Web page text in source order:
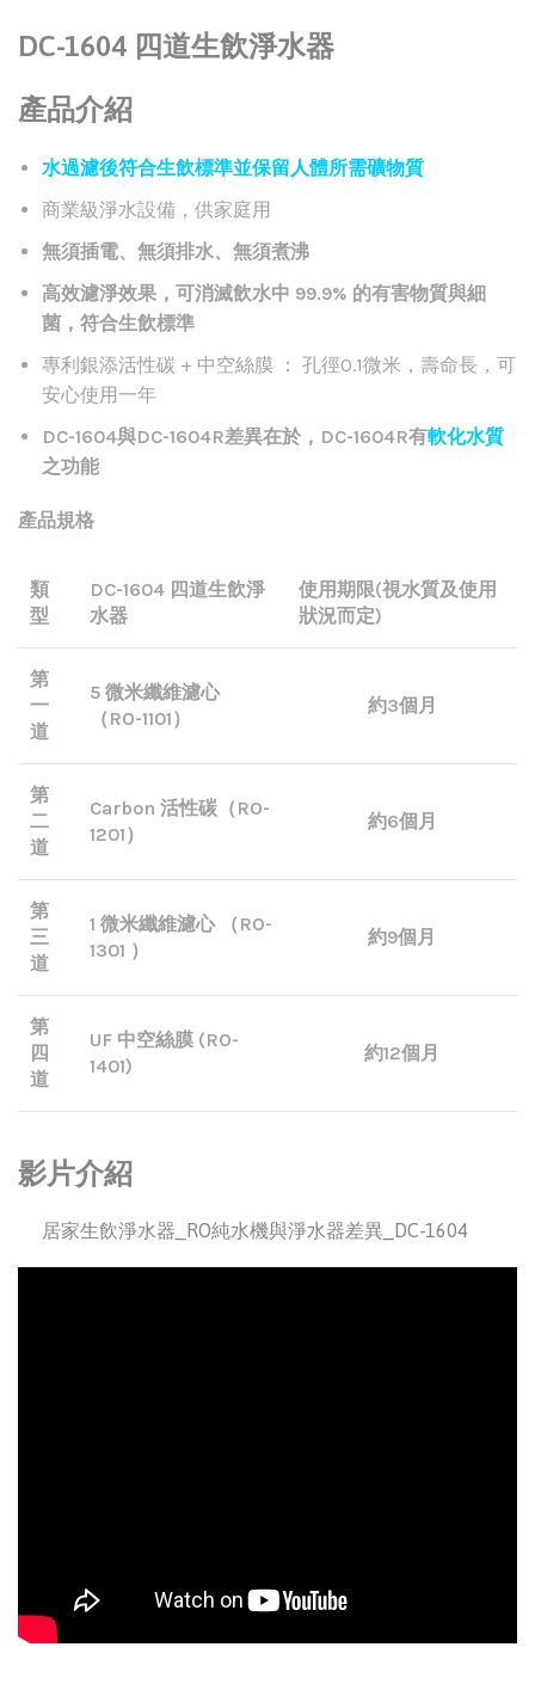
DC-1604 四道生飲淨水器
產品介紹
水過濾後符合生飲標準並保留人體所需礦物質
商業級淨水設備，供家庭用
無須插電、無須排水、無須煮沸
高效濾淨效果，可消滅飲水中 99.9% 的有害物質與細
菌，符合生飲標準
專利銀添活性碳 + 中空絲膜 ： 孔徑0.1微米，壽命長，可
安心使用一年
DC-1604與DC-1604R差異在於，DC-1604R有軟化水質
之功能
產品規格
類
型
DC-1604 四道生飲淨
水器
使用期限(視水質及使用
狀況而定)
第
一
道
5 微米纖維濾心
（RO-1101）
約3個月
第
二
道
Carbon 活性碳（RO-
1201）
約6個月
第
三
道
1 微米纖維濾心 （RO-
1301 ）
約9個月
第
四
道
UF 中空絲膜 (RO-
1401)
約12個月
影片介紹
居家生飲淨水器_RO純水機與淨水器差異_DC-1604